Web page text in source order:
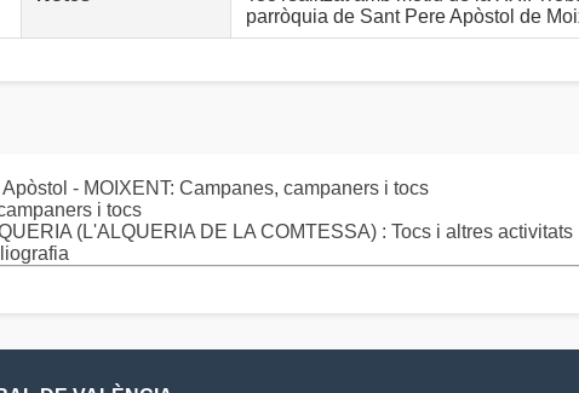
parròquia de Sant Pere Apòstol de
- MOIXENT: Campanes, campaners i tocs
i tocs
(L'ALQUERIA DE LA COMTESSA) : Tocs i altres activitats